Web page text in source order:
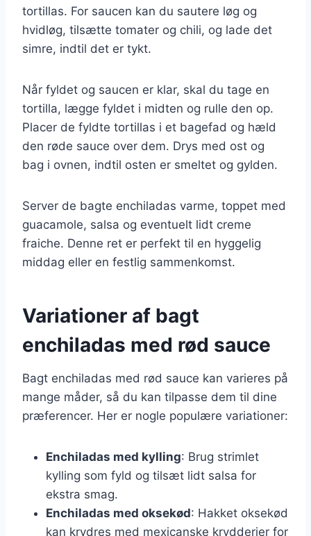
tortillas. For saucen kan du sautere løg og
hvidløg, tilsætte tomater og chili, og lade det
simre, indtil det er tykt.
Når fyldet og saucen er klar, skal du tage en
tortilla, lægge fyldet i midten og rulle den op.
Placer de fyldte tortillas i et bagefad og hæld
den røde sauce over dem. Drys med ost og
bag i ovnen, indtil osten er smeltet og gylden.
Server de bagte enchiladas varme, toppet med
guacamole, salsa og eventuelt lidt creme
fraiche. Denne ret er perfekt til en hyggelig
middag eller en festlig sammenkomst.
Variationer af bagt
enchiladas med rød sauce
Bagt enchiladas med rød sauce kan varieres på
mange måder, så du kan tilpasse dem til dine
præferencer. Her er nogle populære variationer:
Enchiladas med kylling: Brug strimlet
kylling som fyld og tilsæt lidt salsa for
ekstra smag.
Enchiladas med oksekød: Hakket oksekød
kan krydres med mexicanske krydderier for